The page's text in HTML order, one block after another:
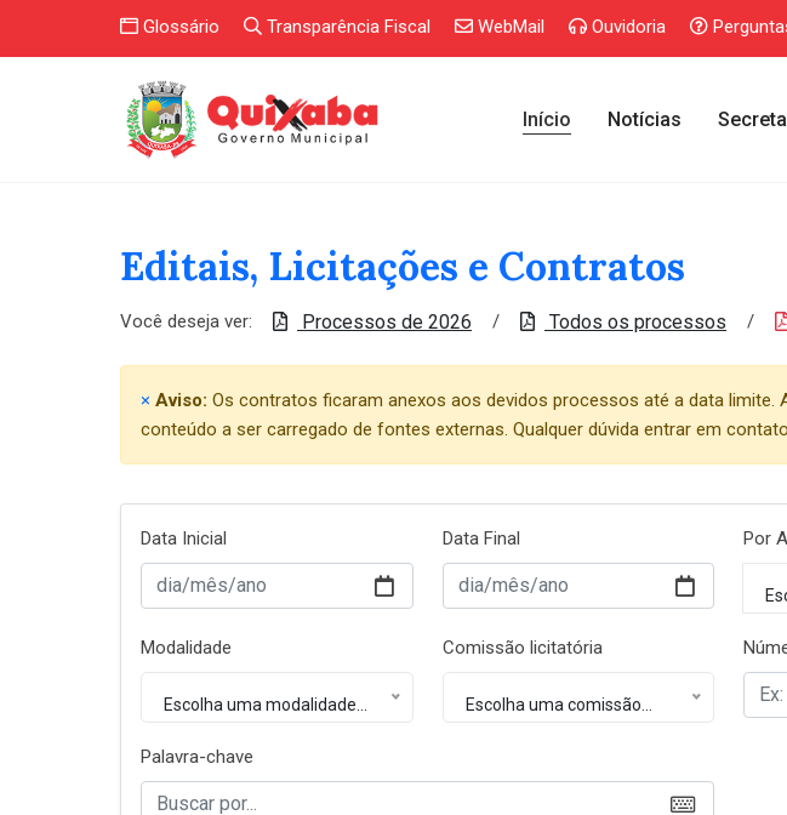
Glossário Transparência Fiscal WebMail Ouvidoria
Início Notícias
Editais, Licitações e Contratos
Você deseja ver: Processos de 2026 / Todos os processos /
× Aviso: Os contratos ficaram anexos aos devidos processos até a data limite.
conteúdo a ser carregado de fontes externas. Qualquer dúvida entrar em
Data Inicial Data Final Por
Modalidade
Escolha uma modalidade...
Comissão licitatória
Escolha uma comissão...
Palavra-chave